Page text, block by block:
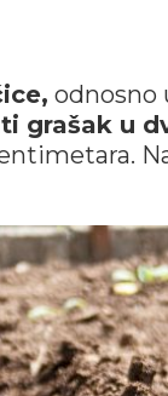
odnosno
grašak u